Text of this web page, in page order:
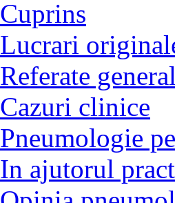
Cuprins
Lucrari
Referate
Cazuri clinice
Pneumologie
In ajutorul